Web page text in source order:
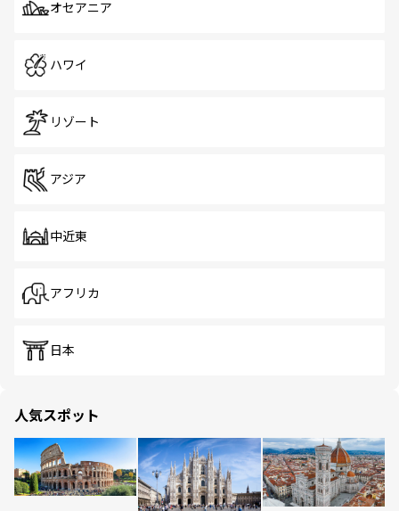
オセアニア
ハワイ
リゾート
アジア
中近東
アフリカ
日本
人気スポット